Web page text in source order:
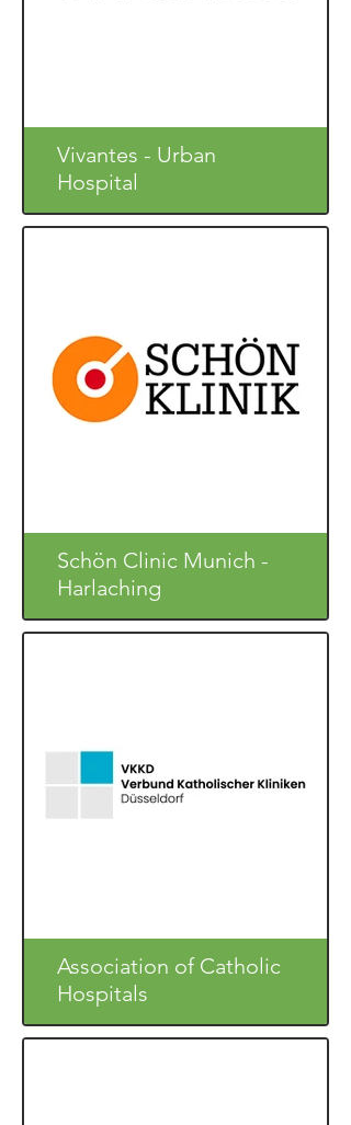
Vivantes - Urban
Hospital
Schön Clinic Munich -
Harlaching
Association of Catholic
Hospitals